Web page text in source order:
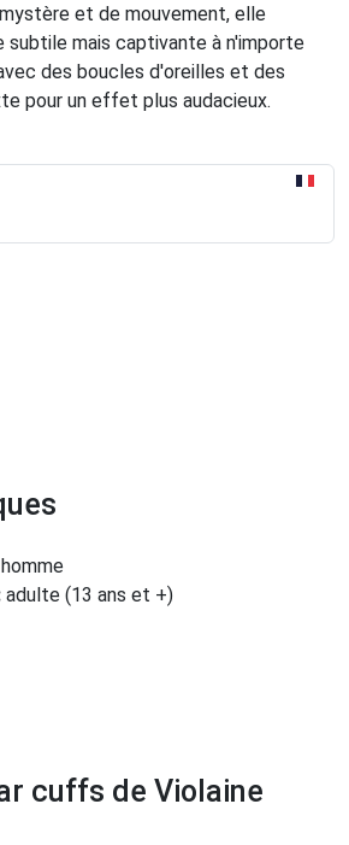
et de mouvement, elle
subtile mais captivante à n'importe
des boucles d'oreilles et des
pour un effet plus audacieux.
adulte (13 ans et +)
cuffs de Violaine